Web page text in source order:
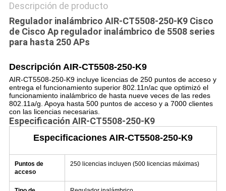
POLÍTICA
DE
PRIVACIDAD
Descripción de producto
Regulador inalámbrico AIR-CT5508-250-K9 Cisco
de Cisco Ap regulador inalámbrico de 5508 series
para hasta 250 APs
Descripción AIR-CT5508-250-K9
AIR-CT5508-250-K9 incluye licencias de 250 puntos de acceso y
entrega el funcionamiento superior 802.11n/ac que optimizó el
funcionamiento inalámbrico de hasta nueve veces de las redes
802.11a/g. Apoya hasta 500 puntos de acceso y a 7000 clientes
con las licencias necesarias.
Especificación AIR-CT5508-250-K9
Especificaciones AIR-CT5508-250-K9
Puntos de
acceso
250 licencias incluyen (500 licencias máximas)